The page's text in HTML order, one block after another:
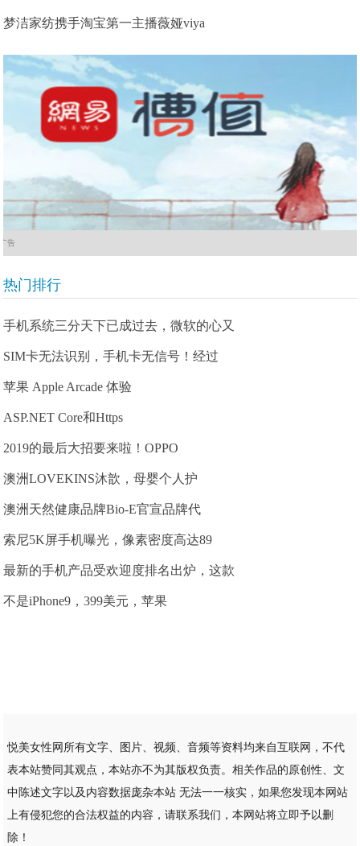
梦洁家纺携手淘宝第一主播薇娅viya
广告
热门排行
手机系统三分天下已成过去，微软的心又
SIM卡无法识别，手机卡无信号！经过
苹果 Apple Arcade 体验
ASP.NET Core和Https
2019的最后大招要来啦！OPPO
澳洲LOVEKINS沐歆，母婴个人护
澳洲天然健康品牌Bio-E官宣品牌代
索尼5K屏手机曝光，像素密度高达89
最新的手机产品受欢迎度排名出炉，这款
不是iPhone9，399美元，苹果
悦美女性网所有文字、图片、视频、音频等资料均来自互联网，不代
表本站赞同其观点，本站亦不为其版权负责。相关作品的原创性、文
中陈述文字以及内容数据庞杂本站 无法一一核实，如果您发现本网站
上有侵犯您的合法权益的内容，请联系我们，本网站将立即予以删
除！